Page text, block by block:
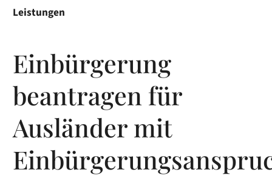
Leistungen
Einbürgerung
beantragen für
Ausländer mit